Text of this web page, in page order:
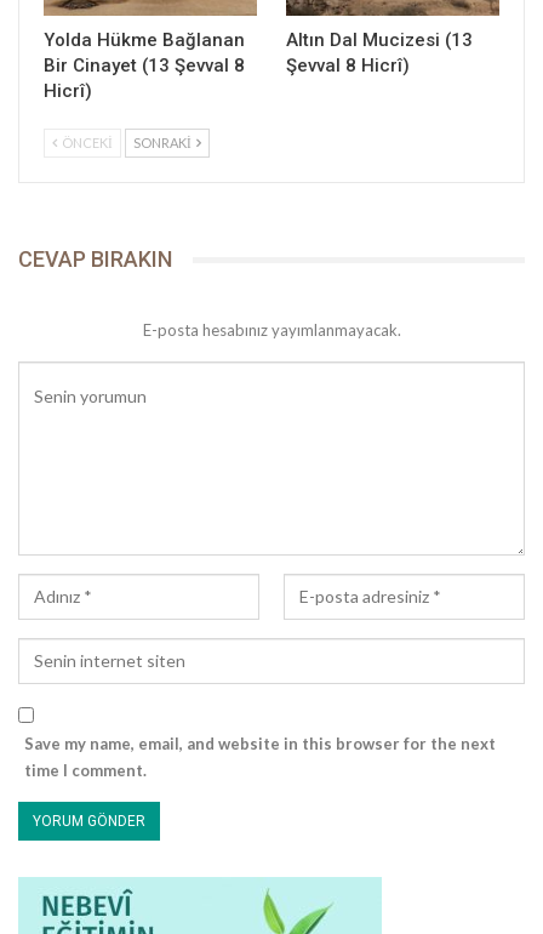
Yolda Hükme Bağlanan
Bir Cinayet (13 Şevval 8
Hicrî)
Altın Dal Mucizesi (13
Şevval 8 Hicrî)
ÖNCEKI SONRAKI
CEVAP BIRAKIN
E-posta hesabınız yayımlanmayacak.
Save my name, email, and website in this browser for the next
time I comment.